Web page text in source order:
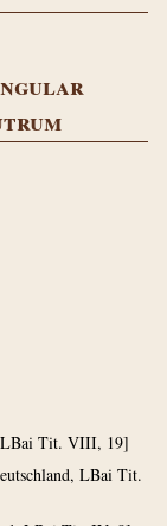
LBai Tit. VIII, 19]
LBai Tit.